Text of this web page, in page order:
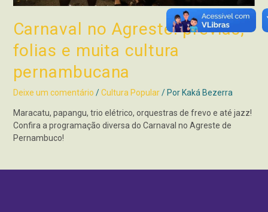
Carnaval no Agreste: prévias,
folias e muita cultura
pernambucana
Deixe um comentário /Cultura Popular/ Por Kaká Bezerra
Maracatu, papangu, trio elétrico, orquestras de frevo e até jazz!
Confira a programação diversa do Carnaval no Agreste de
Pernambuco!